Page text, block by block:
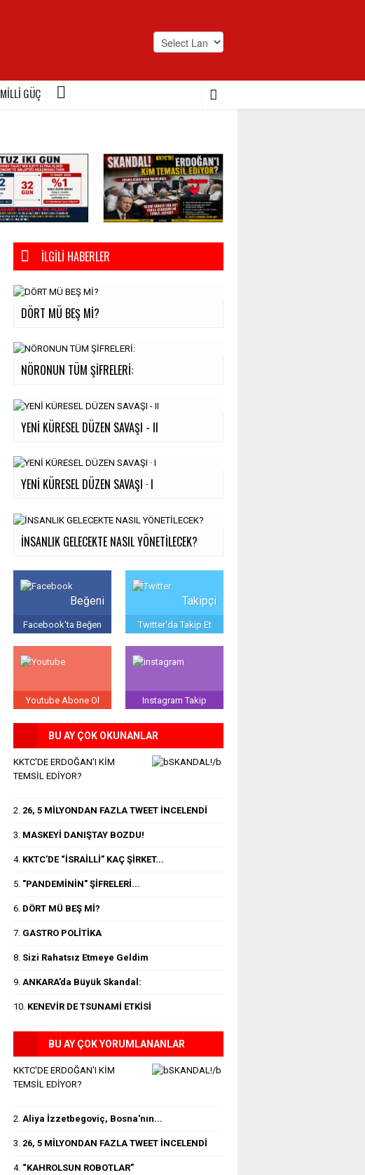
MİLLİ GÜÇ
İLGILI HABERLER
DÖRT MÜ BEŞ Mİ?
NÖRONUN TÜM ŞİFRELERİ:
YENİ KÜRESEL DÜZEN SAVAŞI - II
YENİ KÜRESEL DÜZEN SAVAŞI · I
İNSANLIK GELECEKTE NASIL YÖNETİLECEK?
Beğeni
Facebook'ta Beğen
Takipçi
Twitter'da Takip Et
Youtube Abone Ol Instagram Takip
BU AY ÇOK OKUNANLAR
KKTC'DE ERDOĞAN'I KİM
TEMSİL EDİYOR?
2. 26, 5 MİLYONDAN FAZLA TWEET İNCELENDİ
3. MASKEYİ DANIŞTAY BOZDU!
4. KKTC’DE “İSRAİLLİ” KAÇ ŞİRKET...
5. "PANDEMİNİN" ŞİFRELERİ...
6. DÖRT MÜ BEŞ Mİ?
7. GASTRO POLİTİKA
8. Sizi Rahatsız Etmeye Geldim
9. ANKARA’da Büyük Skandal:
10. KENEVİR DE TSUNAMİ ETKİSİ
BU AY ÇOK YORUMLANANLAR
KKTC'DE ERDOĞAN'I KİM
TEMSİL EDİYOR?
2. Aliya İzzetbegoviç, Bosna'nın...
3. 26, 5 MİLYONDAN FAZLA TWEET İNCELENDİ
4. “KAHROLSUN ROBOTLAR”